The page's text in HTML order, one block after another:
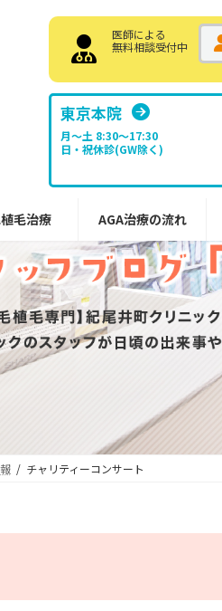
医師による
無料相談受付中
東京本院
月～土 8:30〜17:30
日・祝休診(GW除く)
毛治療 AGA治療の流れ
チャリティーコンサート